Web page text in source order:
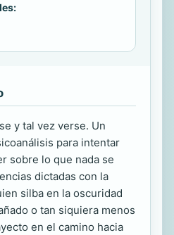
y tal vez verse. Un
para intentar
sobre lo que nada se
dictadas con la
silba en la oscuridad
o tan siquiera menos
en el camino hacia